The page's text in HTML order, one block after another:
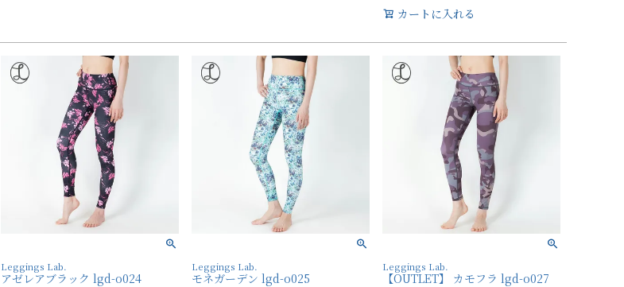
カートに入れる
Leggings Lab.
アゼレアブラック lgd-o024
Leggings Lab.
モネガーデン lgd-o025
Leggings Lab.
【OUTLET】 カモフラ lgd-o027